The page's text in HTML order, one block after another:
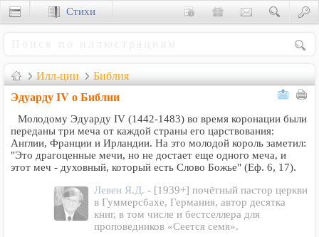
Илл-ции Библия
Эдуарду IV о Библии
Молодому Эдуарду IV (1442-1483) во время коронации были
переданы три меча от каждой страны его царствования:
Англии, Франции и Ирландии. На это молодой король заметил:
"Это драгоценные мечи, но не достает еще одного меча, и
этот меч - духовный, который есть Слово Божье" (Еф. 6, 17).
Левен Я.Д. - [1939+] почётный пастор церкви
в Гуммерсбахе, Германия, автор десятка
книг, в том числе и бестселлера для
проповедников «Сеется семя».
Стихи